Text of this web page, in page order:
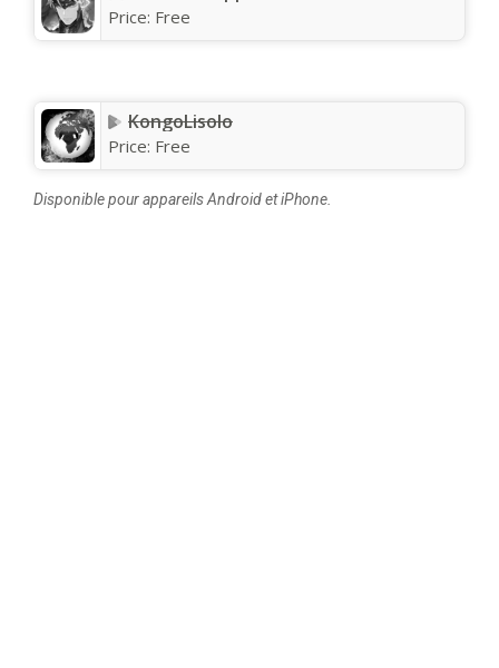
Price: Free
KongoLisolo
Price: Free
Disponible pour appareils Android et iPhone.